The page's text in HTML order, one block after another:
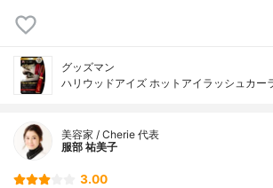
グッズマン
ハリウッドアイズ ホットアイラッシュカー
美容家 / Cherie 代表
服部 祐美子
3.00